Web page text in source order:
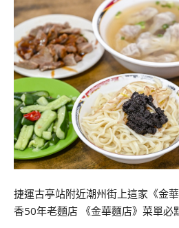
捷運古亭站附近潮州街上這家《金
香50年老麵店 《金華麵店》菜單必